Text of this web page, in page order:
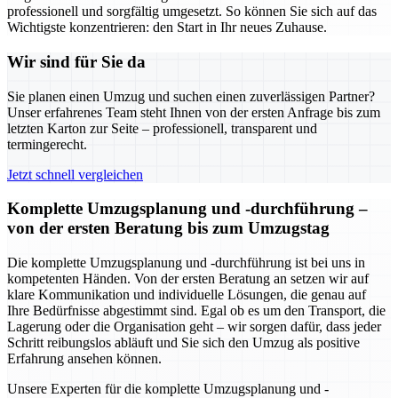
professionell und sorgfältig umgesetzt. So können Sie sich auf das
Wichtigste konzentrieren: den Start in Ihr neues Zuhause.
Wir sind für Sie da
Sie planen einen Umzug und suchen einen zuverlässigen Partner?
Unser erfahrenes Team steht Ihnen von der ersten Anfrage bis zum
letzten Karton zur Seite – professionell, transparent und
termingerecht.
Jetzt schnell vergleichen
Komplette Umzugsplanung und -durchführung –
von der ersten Beratung bis zum Umzugstag
Die komplette Umzugsplanung und -durchführung ist bei uns in
kompetenten Händen. Von der ersten Beratung an setzen wir auf
klare Kommunikation und individuelle Lösungen, die genau auf
Ihre Bedürfnisse abgestimmt sind. Egal ob es um den Transport, die
Lagerung oder die Organisation geht – wir sorgen dafür, dass jeder
Schritt reibungslos abläuft und Sie sich den Umzug als positive
Erfahrung ansehen können.
Unsere Experten für die komplette Umzugsplanung und -